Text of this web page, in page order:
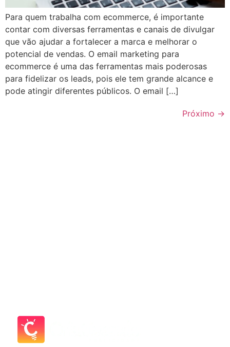
Para quem trabalha com ecommerce, é importante
contar com diversas ferramentas e canais de divulgar
que vão ajudar a fortalecer a marca e melhorar o
potencial de vendas. O email marketing para
ecommerce é uma das ferramentas mais poderosas
para fidelizar os leads, pois ele tem grande alcance e
pode atingir diferentes públicos. O email […]
Próximo →